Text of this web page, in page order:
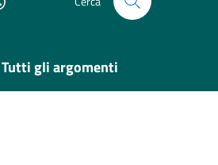
Tutti gli argomenti